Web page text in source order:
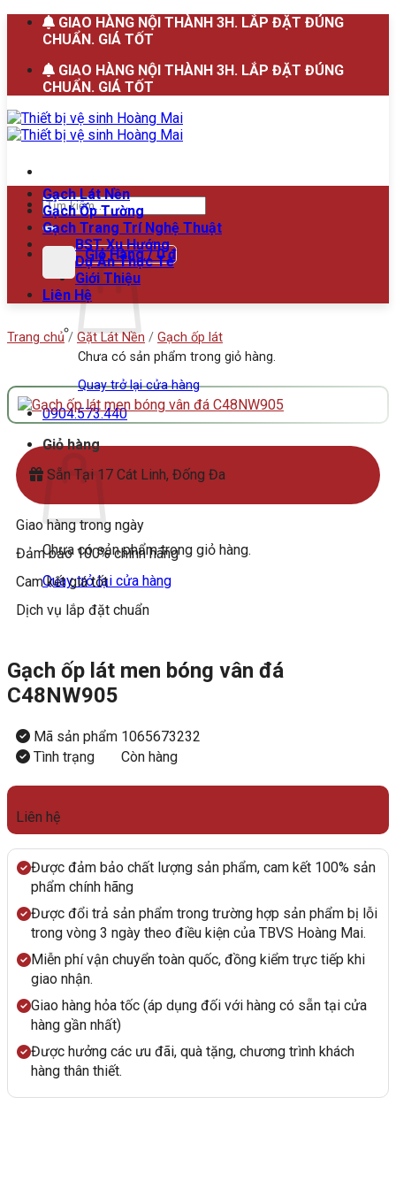
dung
GIAO HÀNG NỘI THÀNH 3H. LẮP ĐẶT ĐÚNG
CHUẨN. GIÁ TỐT
GIAO HÀNG NỘI THÀNH 3H. LẮP ĐẶT ĐÚNG
CHUẨN. GIÁ TỐT
Tìm
kiếm:
Giỏ Hàng /0₫
Chưa có sản phẩm trong giỏ hàng.
Quay trở lại cửa hàng
0904.573.440
Giỏ hàng
Chưa có sản phẩm trong giỏ hàng.
Quay trở lại cửa hàng
Gạch Lát Nền
Gạch Ốp Tường
Gạch Trang Trí Nghệ Thuật
BST Xu Hướng
Dự Án Thực Tế
Giới Thiệu
Liên Hệ
Trang chủ / Gặt Lát Nền / Gạch ốp lát
Sẵn Tại 17 Cát Linh, Đống Đa
Giao hàng trong ngày
Đảm bảo 100% chính hãng
Cam kết giá tốt
Dịch vụ lắp đặt chuẩn
Gạch ốp lát men bóng vân đá
C48NW905
Mã sản phẩm 1065673232
Tình trạng
Còn hàng
Liên hệ
Được đảm bảo chất lượng sản phẩm, cam kết 100% sản
phẩm chính hãng
Được đổi trả sản phẩm trong trường hợp sản phẩm bị lỗi
trong vòng 3 ngày theo điều kiện của TBVS Hoàng Mai.
Miễn phí vận chuyển toàn quốc, đồng kiểm trực tiếp khi
giao nhận.
Giao hàng hỏa tốc (áp dụng đối với hàng có sẵn tại cửa
hàng gần nhất)
Được hưởng các ưu đãi, quà tặng, chương trình khách
hàng thân thiết.